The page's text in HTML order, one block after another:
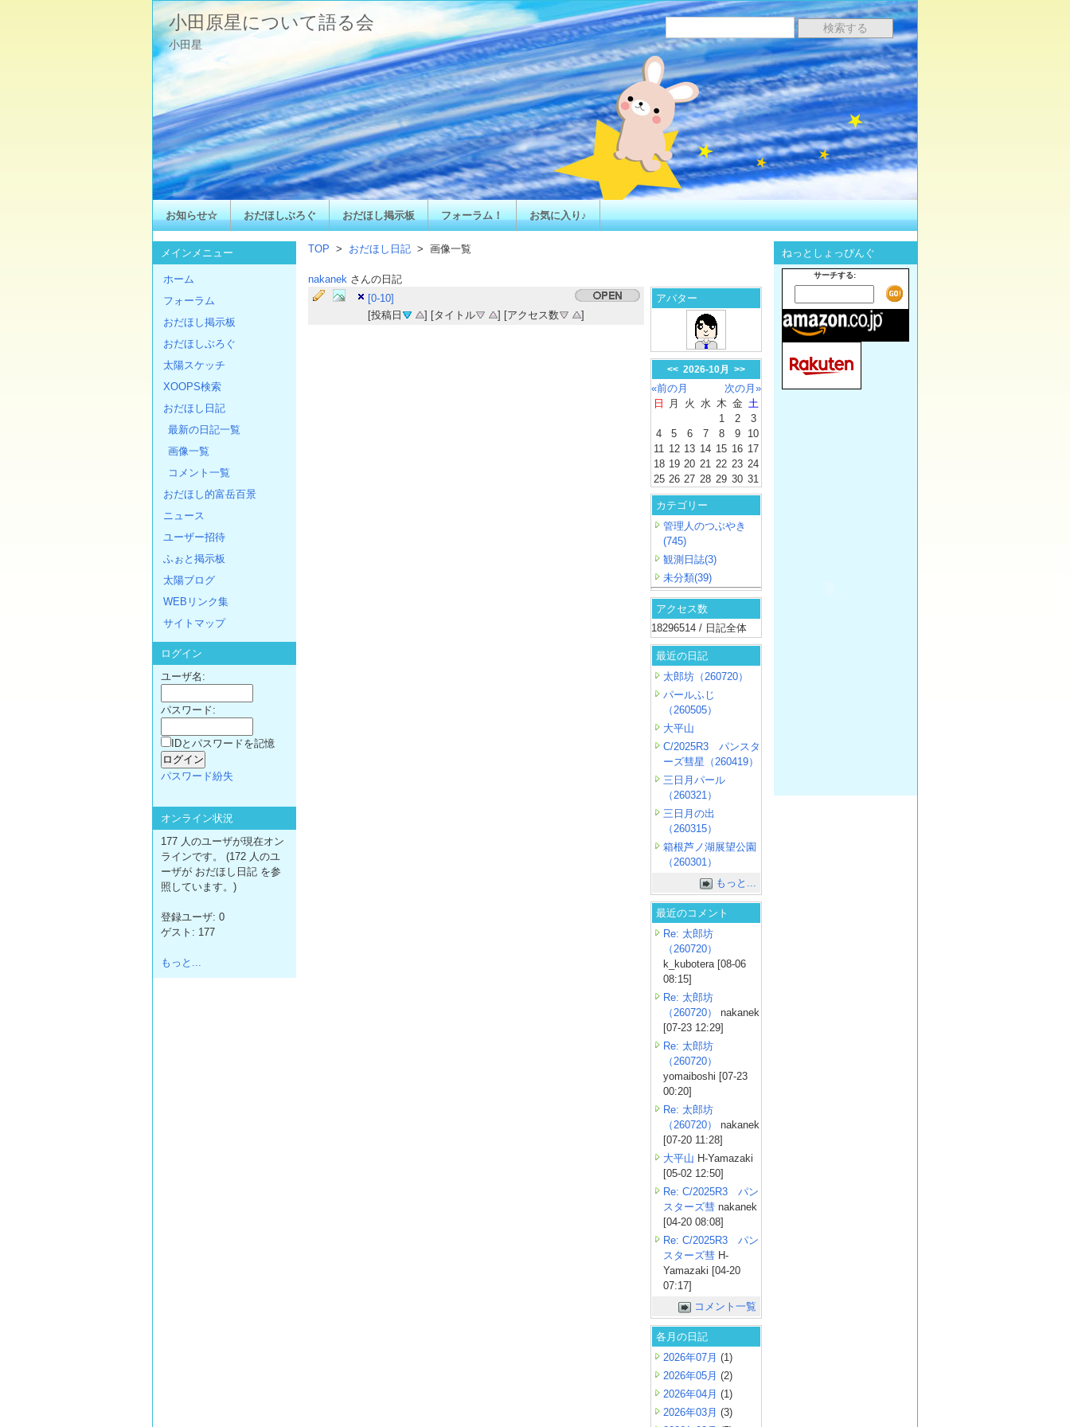
小田原星について語る会
小田星
お知らせ☆ おだほしぶろぐ おだほし掲示板 フォーラム！ お気に入り♪
TOP > おだほし日記 > 画像一覧
nakanek さんの日記
[0-10]
[投稿日
] [タイトル ] [アクセス数 ]
アバター
<< 2026-10月 >>
«前の月
次の月»
日
月 火 水 木 金 土
1
2
3
4
5 6 7 8 9
10
11 12 13 14 15 16 17
18 19 20 21 22 23 24
25 26 27 28 29 30 31
カテゴリー
管理人のつぶやき
(745)
観測日誌(3)
未分類(39)
アクセス数
18296514 / 日記全体
最近の日記
太郎坊（260720）
パールふじ
（260505）
大平山
C/2025R3 パンスタ
ーズ彗星（260419）
三日月パール
（260321）
三日月の出
（260315）
箱根芦ノ湖展望公園
（260301）
もっと...
最近のコメント
Re: 太郎坊
（260720）
k_kubotera [08-06
08:15]
Re: 太郎坊
（260720）
nakanek
[07-23 12:29]
Re: 太郎坊
（260720）
yomaiboshi [07-23
00:20]
Re: 太郎坊
（260720）
nakanek
[07-20 11:28]
大平山 H-Yamazaki
[05-02 12:50]
Re: C/2025R3 パン
スターズ彗 nakanek
[04-20 08:08]
Re: C/2025R3 パン
スターズ彗 H-
Yamazaki [04-20
07:17]
コメント一覧
各月の日記
2026年07月 (1)
2026年05月 (2)
2026年04月 (1)
2026年03月 (3)
メインメニュー
ホーム
フォーラム
おだほし掲示板
おだほしぶろぐ
太陽スケッチ
XOOPS検索
おだほし日記
最新の日記一覧
画像一覧
コメント一覧
おだほし的富岳百景
ニュース
ユーザー招待
ふぉと掲示板
太陽ブログ
WEBリンク集
サイトマップ
ログイン
ユーザ名:
パスワード:
IDとパスワードを記憶
パスワード紛失
オンライン状況
177 人のユーザが現在オン
ラインです。 (172 人のユ
ーザが おだほし日記 を参
照しています。)
登録ユーザ: 0
ゲスト: 177
もっと...
ねっとしょっぴんぐ
サーチする: